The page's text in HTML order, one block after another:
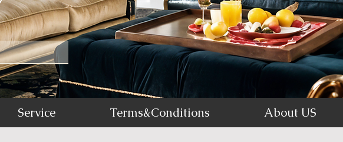
Service Terms&Conditions About US